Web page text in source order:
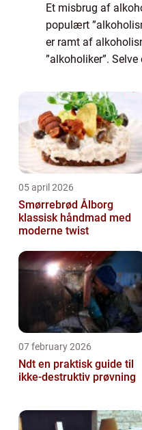
Et misbrug af
populært
er ramt af
”alkoholiker”.
05 april 2026
Smørrebrød Ålborg
klassisk håndmad med
moderne twist
07 february 2026
Ndt en praktisk guide til
ikke-destruktiv prøvning